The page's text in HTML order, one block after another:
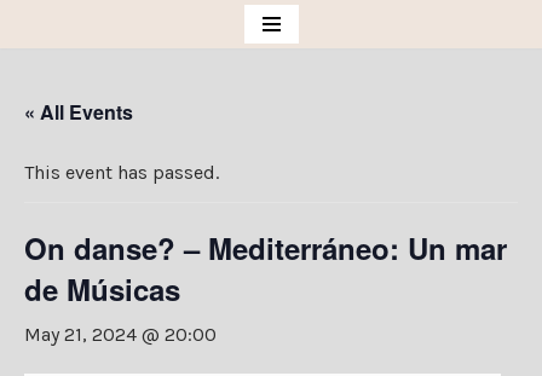
content
« All Events
This event has passed.
On danse? – Mediterráneo: Un mar
de Músicas
May 21, 2024 @ 20:00